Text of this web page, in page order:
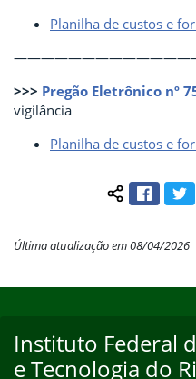
Planilha de custos e
>>> Pregão Eletrônico nº
vigilância
Planilha de custos e
Última atualização em 08/04/2026
Endereço
Instituto Federal
e Tecnologia do